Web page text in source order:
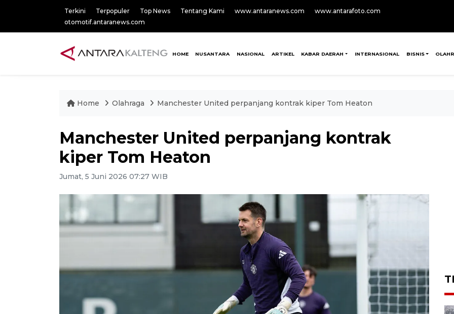
Terkini Terpopuler Top News Tentang Kami www.antaranews.com
www.antarafoto.com
otomotif.antaranews.com
HOME NUSANTARA NASIONAL ARTIKEL KABAR DAERAH INTERNASIONAL BISNIS
Home Olahraga Manchester United perpanjang kontrak kiper Tom Heaton
Manchester United perpanjang kontrak
kiper Tom Heaton
Jumat, 5 Juni 2026 07:27 WIB